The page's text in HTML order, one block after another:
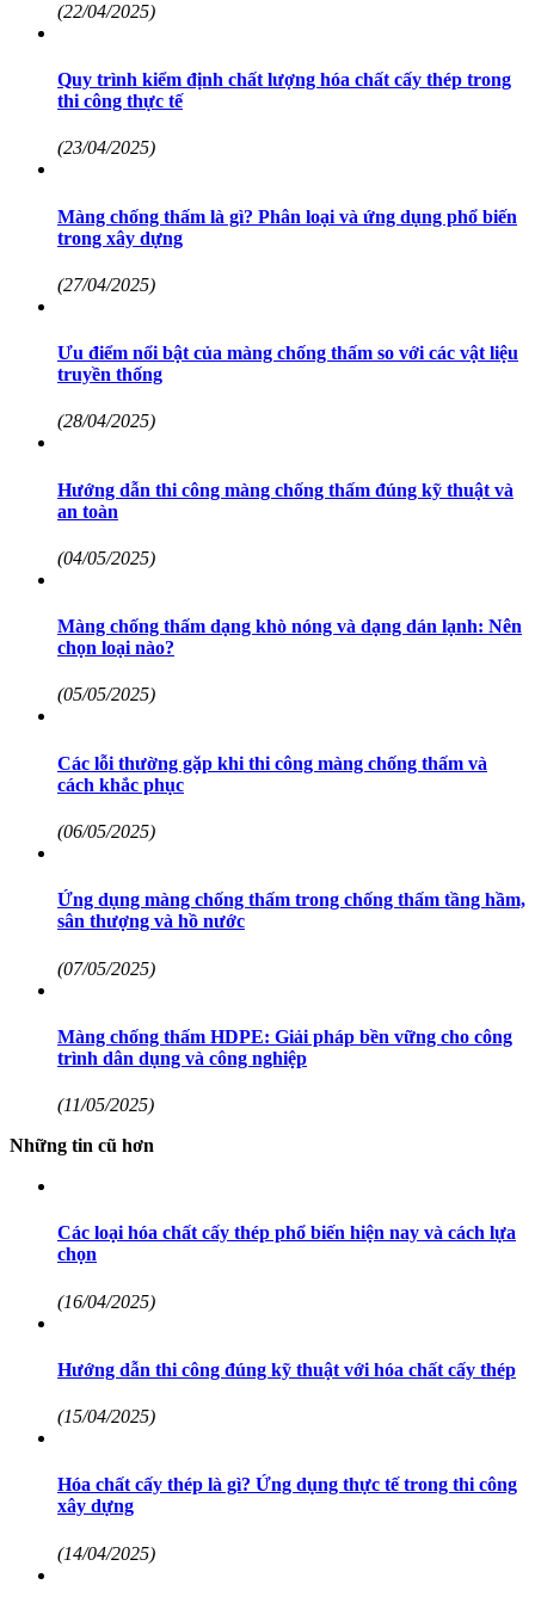
(22/04/2025)
Quy trình kiểm định chất lượng hóa chất cấy thép trong
thi công thực tế
(23/04/2025)
Màng chống thấm là gì? Phân loại và ứng dụng phổ biến
trong xây dựng
(27/04/2025)
Ưu điểm nổi bật của màng chống thấm so với các vật liệu
truyền thống
(28/04/2025)
Hướng dẫn thi công màng chống thấm đúng kỹ thuật và
an toàn
(04/05/2025)
Màng chống thấm dạng khò nóng và dạng dán lạnh: Nên
chọn loại nào?
(05/05/2025)
Các lỗi thường gặp khi thi công màng chống thấm và
cách khắc phục
(06/05/2025)
Ứng dụng màng chống thấm trong chống thấm tầng hầm,
sân thượng và hồ nước
(07/05/2025)
Màng chống thấm HDPE: Giải pháp bền vững cho công
trình dân dụng và công nghiệp
(11/05/2025)
Những tin cũ hơn
Các loại hóa chất cấy thép phổ biến hiện nay và cách lựa
chọn
(16/04/2025)
Hướng dẫn thi công đúng kỹ thuật với hóa chất cấy thép
(15/04/2025)
Hóa chất cấy thép là gì? Ứng dụng thực tế trong thi công
xây dựng
(14/04/2025)